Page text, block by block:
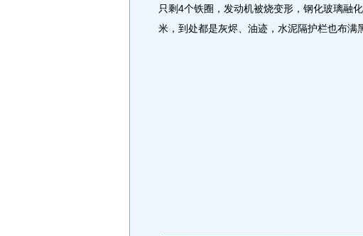
只剩4个铁圈，发动机被烧变形，钢化玻璃融
米，到处都是灰烬、油迹，水泥隔护栏也布满